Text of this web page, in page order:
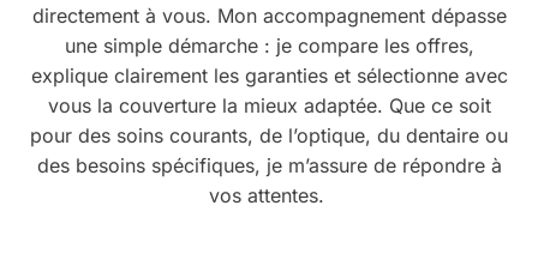
directement à vous. Mon accompagnement dépasse
une simple démarche : je compare les offres,
explique clairement les garanties et sélectionne avec
vous la couverture la mieux adaptée. Que ce soit
pour des soins courants, de l’optique, du dentaire ou
des besoins spécifiques, je m’assure de répondre à
vos attentes.